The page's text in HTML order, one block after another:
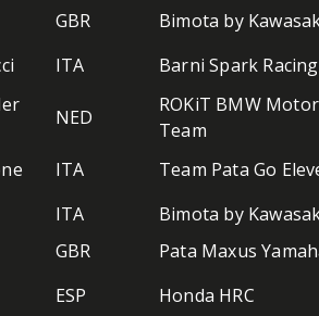
GBR Bimota by
ITA Barni Spark
NED
ROKiT BMW
Team
ITA Team Pata Go
ITA Bimota by
GBR Pata Maxus
ESP Honda HRC